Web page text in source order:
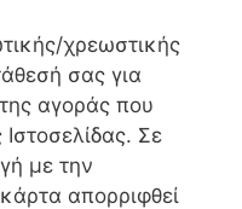
χρεωστικής
σας για
αγοράς που
Σε
με την
απορριφθεί